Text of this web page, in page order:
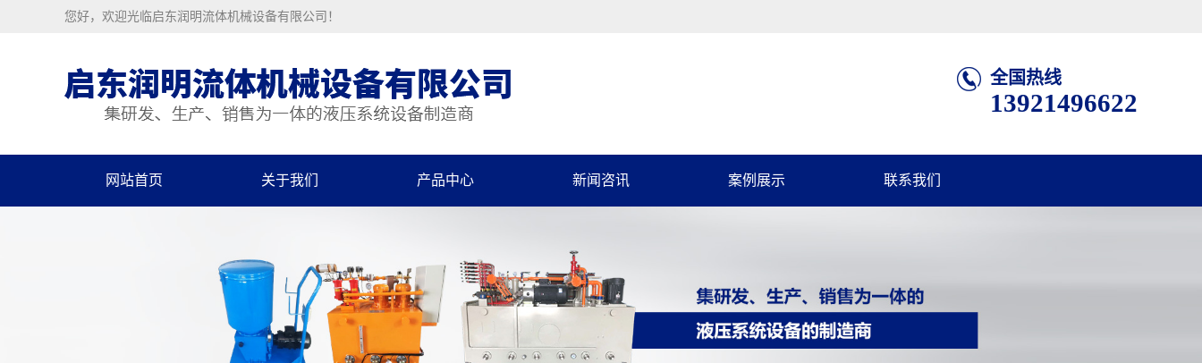
您好，欢迎光临启东润明流体机械设备有限公司！
全国热线
13921496622
网站首页 关于我们 产品中心 新闻咨讯 案例展示 联系我们